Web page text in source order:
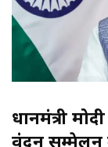
प्रधानमंत्री
वंदन सम्‍मेलन